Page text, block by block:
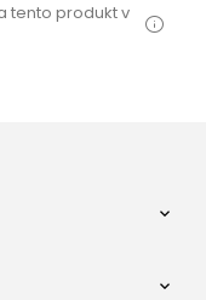
tento produkt v

